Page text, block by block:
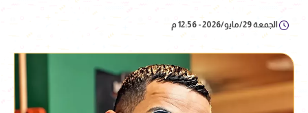
الجمعة 29/مايو/2026 - 12:56 م